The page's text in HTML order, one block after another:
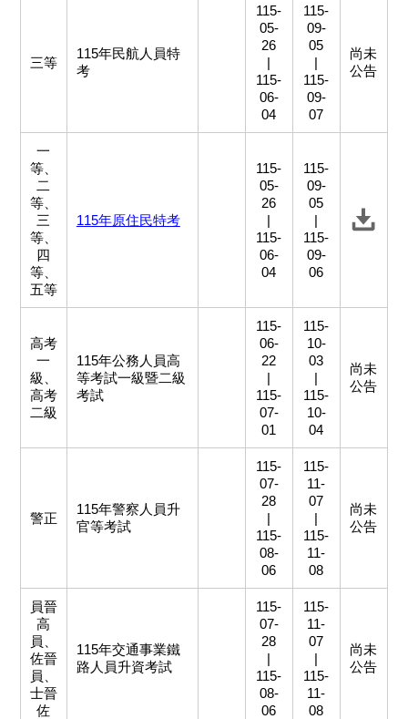
三等
115年民航人員特
考
115-
05-
26
|
115-
06-
04
115-
09-
05
|
115-
09-
07
尚未
公告
一
等、
二
等、
三
等、
四
等、
五等
115年原住民特考
115-
05-
26
|
115-
06-
04
115-
09-
05
|
115-
09-
06
高考
一
級、
高考
二級
115年公務人員高
等考試一級暨二級
考試
115-
06-
22
|
115-
07-
01
115-
10-
03
|
115-
10-
04
尚未
公告
警正
115年警察人員升
官等考試
115-
07-
28
|
115-
08-
06
115-
11-
07
|
115-
11-
08
尚未
公告
員晉
高
員、
佐晉
員、
士晉
佐
115年交通事業鐵
路人員升資考試
115-
07-
28
|
115-
08-
06
115-
11-
07
|
115-
11-
08
尚未
公告